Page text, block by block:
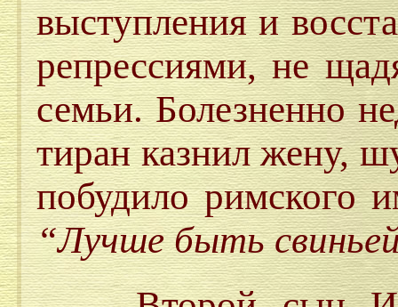
выступления и
репрессиями, не
семьи. Болезненно
тиран казнил жену,
побудило римского
“Лучше быть